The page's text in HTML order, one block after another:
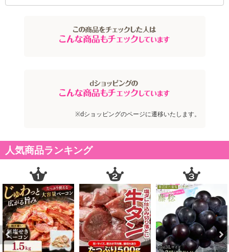
※dショッピングのページに遷移いたします。
人気商品ランキング
Previous Next